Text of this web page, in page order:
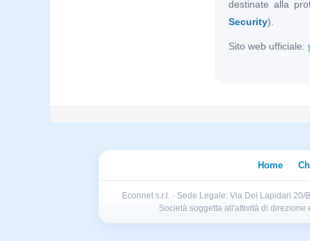
destinate alla
Security).
Sito web ufficiale:
Home
Econnet s.r.l. · Sede Legale: Via Dei Lapidari 20/
Società soggetta all'attività di direzione